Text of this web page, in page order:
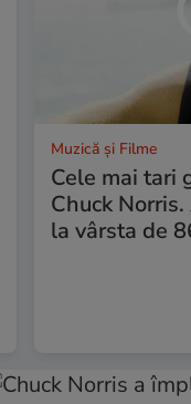
Muzică și Filme
Cele mai tari
Chuck
la vârsta de